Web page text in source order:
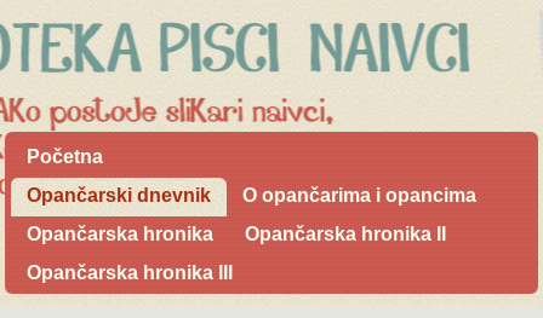
Početna
Opančarski dnevnik
O opančarima i opancima
Opančarska hronika
Opančarska hronika II
Opančarska hronika III